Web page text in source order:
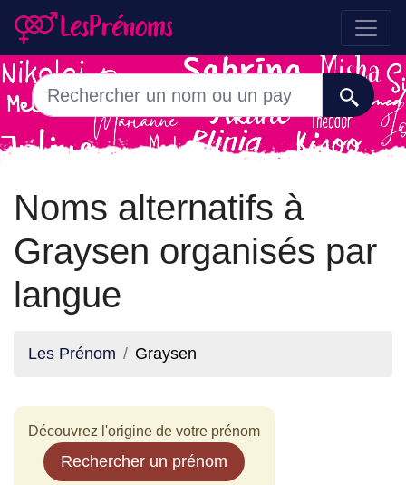
Noms alternatifs à
Graysen organisés par
langue
Les Prénom Graysen
Découvrez l'origine de votre prénom
Rechercher un prénom